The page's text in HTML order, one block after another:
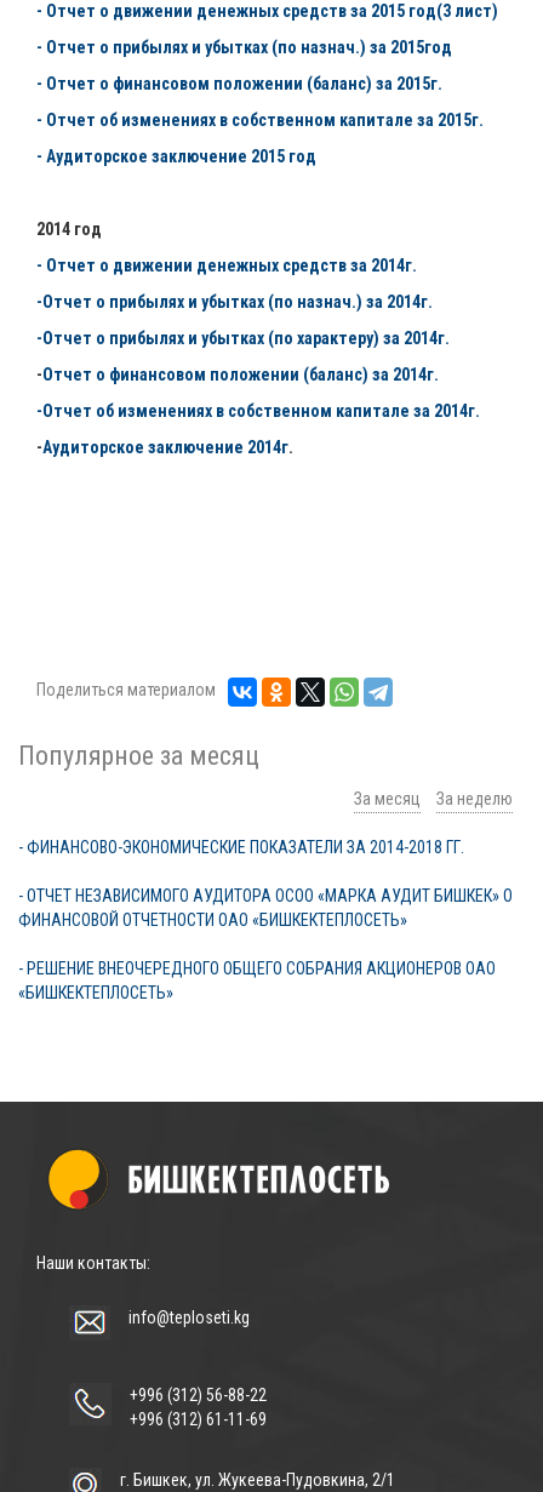
- Отчет о движении денежных средств за 2015 год(3 лист)
- Отчет о прибылях и убытках (по назнач.) за 2015год
- Отчет о финансовом положении (баланс) за 2015г.
- Отчет об изменениях в собственном капитале за 2015г.
- Аудиторское заключение 2015 год
2014 год
- Отчет о движении денежных средств за 2014г.
-Отчет о прибылях и убытках (по назнач.) за 2014г.
-Отчет о прибылях и убытках (по характеру) за 2014г.
-Отчет о финансовом положении (баланс) за 2014г.
-Отчет об изменениях в собственном капитале за 2014г.
-Аудиторское заключение 2014г.
Поделиться материалом
Популярное за месяц
За месяц За неделю
- ФИНАНСОВО-ЭКОНОМИЧЕСКИЕ ПОКАЗАТЕЛИ ЗА 2014-2018 ГГ.
- ОТЧЕТ НЕЗАВИСИМОГО АУДИТОРА ОСОО «МАРКА АУДИТ БИШКЕК» О
ФИНАНСОВОЙ ОТЧЕТНОСТИ ОАО «БИШКЕКТЕПЛОСЕТЬ»
- РЕШЕНИЕ ВНЕОЧЕРЕДНОГО ОБЩЕГО СОБРАНИЯ АКЦИОНЕРОВ ОАО
«БИШКЕКТЕПЛОСЕТЬ»
Наши контакты:
info@teploseti.kg
+996 (312) 56-88-22
+996 (312) 61-11-69
г. Бишкек, ул. Жукеева-Пудовкина, 2/1